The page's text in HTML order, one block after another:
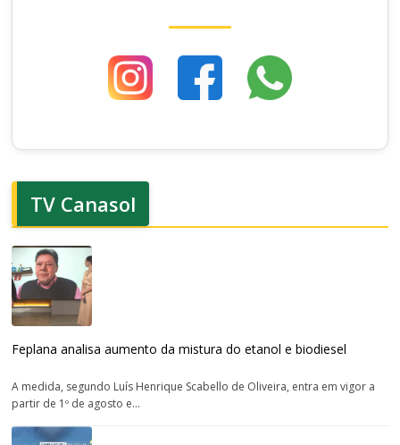
TV Canasol
Feplana analisa aumento da mistura do etanol e biodiesel
A medida, segundo Luís Henrique Scabello de Oliveira, entra em vigor a
partir de 1º de agosto e...